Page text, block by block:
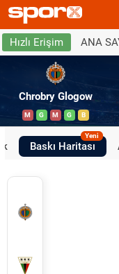
Hızlı Erişim ANA
Chrobry Glogow
M G M G B
Baskı Haritası
Yeni